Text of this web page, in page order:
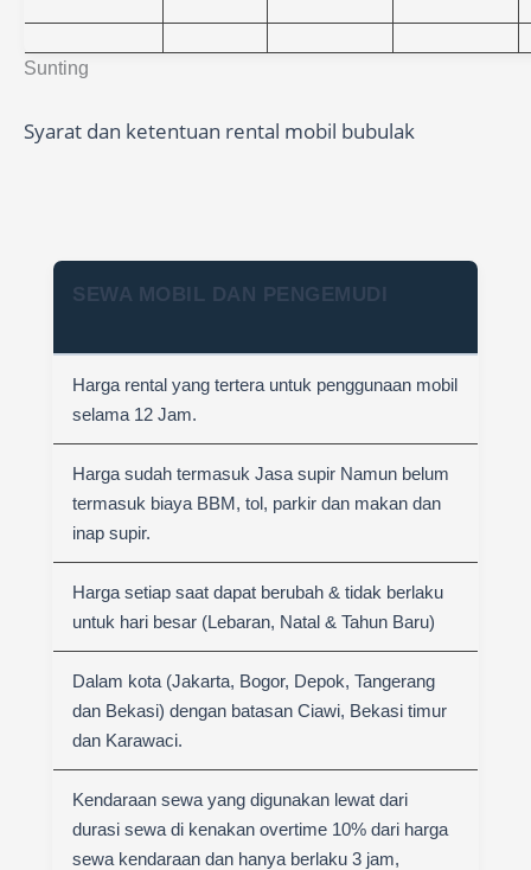
Sunting
Syarat dan ketentuan rental mobil bubulak
SEWA MOBIL DAN PENGEMUDI
Harga rental yang tertera untuk penggunaan mobil
selama 12 Jam.
Harga sudah termasuk Jasa supir Namun belum
termasuk biaya BBM, tol, parkir dan makan dan
inap supir.
Harga setiap saat dapat berubah & tidak berlaku
untuk hari besar (Lebaran, Natal & Tahun Baru)
Dalam kota (Jakarta, Bogor, Depok, Tangerang
dan Bekasi) dengan batasan Ciawi, Bekasi timur
dan Karawaci.
Kendaraan sewa yang digunakan lewat dari
durasi sewa di kenakan overtime 10% dari harga
sewa kendaraan dan hanya berlaku 3 jam,